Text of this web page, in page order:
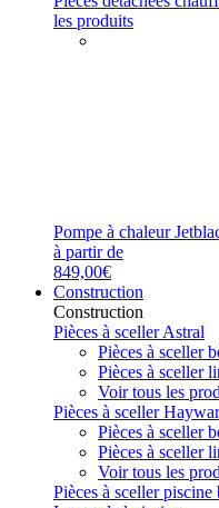
les produits
Pompe à chaleur
à partir de
849,00€
Construction
Construction
Pièces à sceller Astral
Pièces à sceller
Pièces à sceller
Voir tous les
Pièces à sceller
Pièces à sceller
Pièces à sceller
Voir tous les
Pièces à sceller piscine